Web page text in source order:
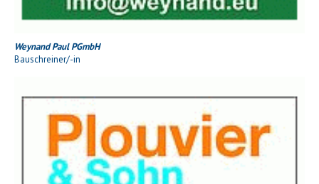
Weynand Paul PGmbH
Bauschreiner/-in